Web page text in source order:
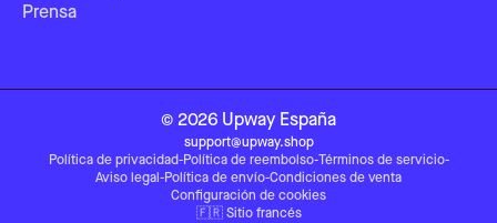
Prensa
© 2026 Upway España
support@upway.shop
Política de privacidad-Política de reembolso-Términos de servicio-
Aviso legal -Política de envío-Condiciones de venta
Configuración de cookies
🇫🇷 Sitio francés